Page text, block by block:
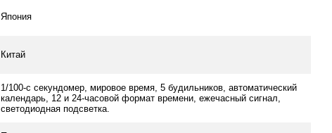
Япония
Китай
1/100-с секундомер, мировое время, 5 будильников, автоматический
календарь, 12 и 24-часовой формат времени, ежечасный сигнал,
светодиодная подсветка.